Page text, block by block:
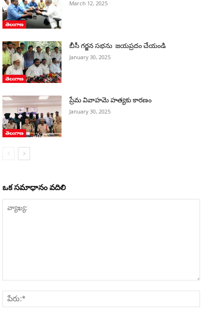
తెలంగాణ
March 12, 2025
తెలంగాణ
బీసీ గర్జన సభను జయప్రదం చేయండి
January 30, 2025
తెలంగాణ
ప్రేమ వివాహమె హత్యకు కారణం
January 30, 2025
ఒక సమాధానం వదిలి